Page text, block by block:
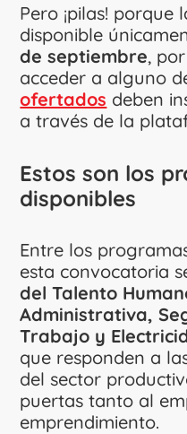
Pero ¡pilas!
disponible
de septiembre,
acceder a alguno
ofertados deben
a través de la
Estos son los
disponibles
Entre los
esta convocatoria
del Talento
Administrativa,
Trabajo y
que responden a
del sector
puertas tanto al
emprendimiento.